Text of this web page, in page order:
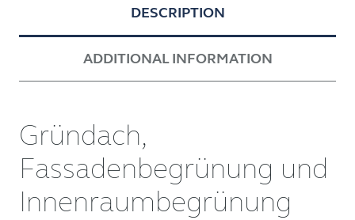
DESCRIPTION
ADDITIONAL INFORMATION
Gründach,
Fassadenbegrünung und
Innenraumbegrünung